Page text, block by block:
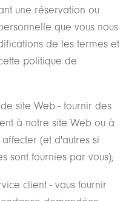
une réservation ou
que vous nous
de les termes et
politique de
site Web - fournir des
à notre site Web ou à
(et d'autres si
sont fournies par vous);
client - vous fournir